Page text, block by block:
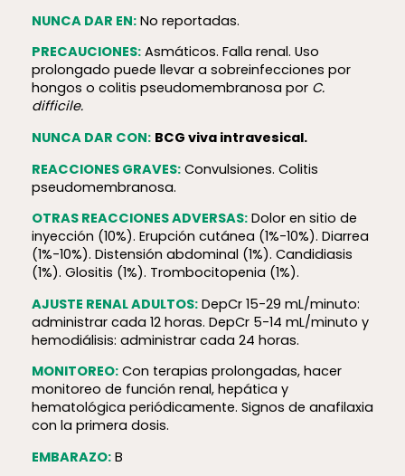
NUNCA DAR EN:No reportadas.
PRECAUCIONES:Asmáticos. Falla renal. Uso
prolongado puede llevar a sobreinfecciones por
hongos o colitis pseudomembranosa por C.
difficile.
NUNCA DAR CON: BCG viva intravesical.
REACCIONES GRAVES:Convulsiones. Colitis
pseudomembranosa.
OTRAS REACCIONES ADVERSAS:Dolor en sitio de
inyección (10%). Erupción cutánea (1%-10%). Diarrea
(1%-10%). Distensión abdominal (1%). Candidiasis
(1%). Glositis (1%). Trombocitopenia (1%).
AJUSTE RENAL ADULTOS:DepCr 15-29 mL/minuto:
administrar cada 12 horas. DepCr 5-14 mL/minuto y
hemodiálisis: administrar cada 24 horas.
MONITOREO:Con terapias prolongadas, hacer
monitoreo de función renal, hepática y
hematológica periódicamente. Signos de anafilaxia
con la primera dosis.
EMBARAZO:B